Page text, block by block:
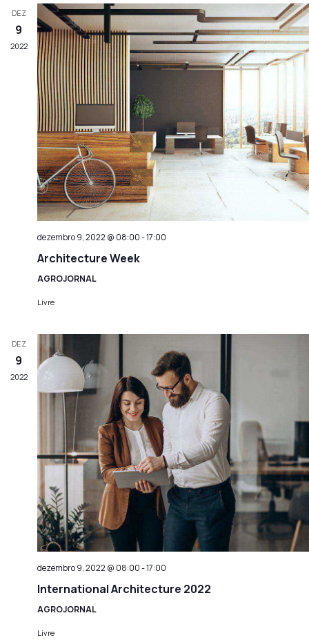
DEZ
9
2022
dezembro 9, 2022 @ 08:00-17:00
Architecture Week
AGROJORNAL
Livre
DEZ
9
2022
dezembro 9, 2022 @ 08:00-17:00
International Architecture 2022
AGROJORNAL
Livre